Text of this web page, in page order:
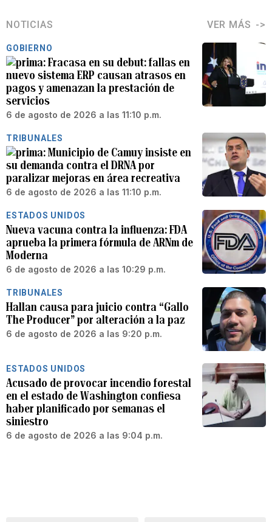
NOTICIAS VER MÁS
GOBIERNO
Fracasa en su debut: fallas en
nuevo sistema ERP causan atrasos en
pagos y amenazan la prestación de
servicios
6 de agosto de 2026 a las 11:10 p.m.
TRIBUNALES
Municipio de Camuy insiste en
su demanda contra el DRNA por
paralizar mejoras en área recreativa
6 de agosto de 2026 a las 11:10 p.m.
ESTADOS UNIDOS
Nueva vacuna contra la influenza: FDA
aprueba la primera fórmula de ARNm de
Moderna
6 de agosto de 2026 a las 10:29 p.m.
TRIBUNALES
Hallan causa para juicio contra “Gallo
The Producer” por alteración a la paz
6 de agosto de 2026 a las 9:20 p.m.
ESTADOS UNIDOS
Acusado de provocar incendio forestal
en el estado de Washington confiesa
haber planificado por semanas el
siniestro
6 de agosto de 2026 a las 9:04 p.m.